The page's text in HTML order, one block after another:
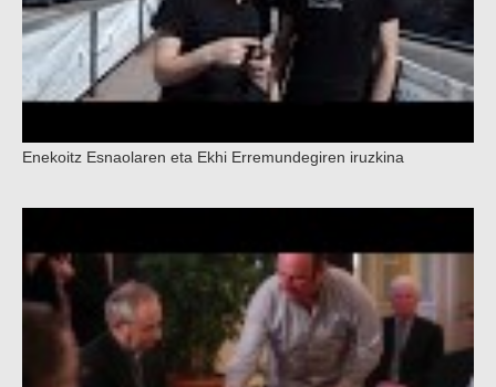
Enekoitz Esnaolaren eta Ekhi Erremundegiren iruzkina